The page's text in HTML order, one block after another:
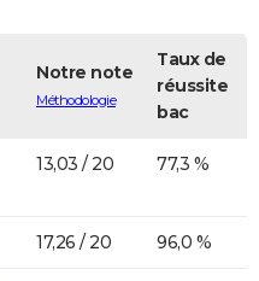
Notre note
Méthodologie
Taux de
réussite
bac
13,03 / 20 77,3 %
17,26 / 20 96,0 %